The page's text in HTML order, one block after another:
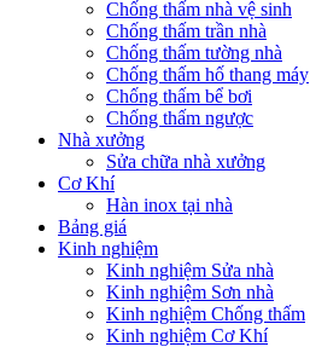
Chống thấm nhà vệ sinh
Chống thấm trần nhà
Chống thấm tường nhà
Chống thấm hố thang máy
Chống thấm bể bơi
Chống thấm ngược
Nhà xưởng
Sửa chữa nhà xưởng
Cơ Khí
Hàn inox tại nhà
Bảng giá
Kinh nghiệm
Kinh nghiệm Sửa nhà
Kinh nghiệm Sơn nhà
Kinh nghiệm Chống thấm
Kinh nghiệm Cơ Khí